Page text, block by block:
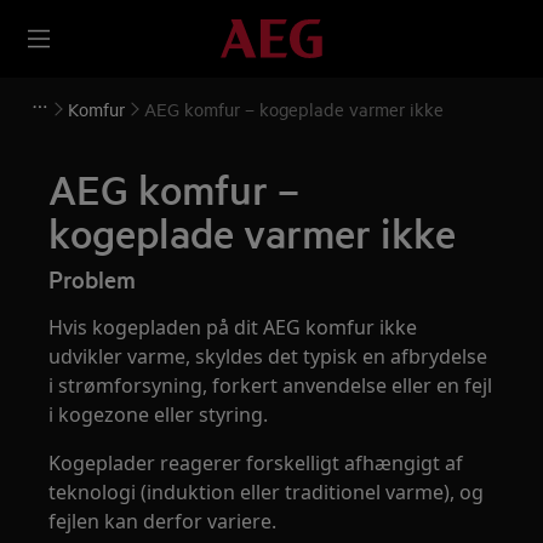
Komfur AEG komfur – kogeplade varmer ikke
AEG komfur –
kogeplade varmer ikke
Problem
Hvis kogepladen på dit AEG komfur ikke
udvikler varme, skyldes det typisk en afbrydelse
i strømforsyning, forkert anvendelse eller en fejl
i kogezone eller styring.
Kogeplader reagerer forskelligt afhængigt af
teknologi (induktion eller traditionel varme), og
fejlen kan derfor variere.